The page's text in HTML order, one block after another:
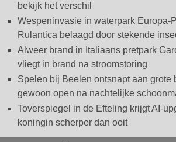
bekijk het verschil
Wespeninvasie in waterpark Europa-
Rulantica belaagd door stekende
Alweer brand in Italiaans pretpark
vliegt in brand na stroomstoring
Spelen bij Beelen ontsnapt aan grote
gewoon open na nachtelijke
Toverspiegel in de Efteling krijgt AI-
koningin scherper dan ooit